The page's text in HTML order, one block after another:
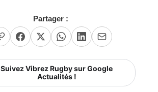
Partager :
Suivez Vibrez Rugby sur Google
Actualités !